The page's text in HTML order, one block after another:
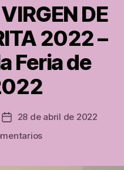
DE
2022 –
Feria de
Fecha28 de abril de 2022
en